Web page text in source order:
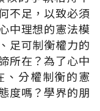
不足，以致必須
中理想的憲法模
足可制衡權力的
所在？為了心中
、分權制衡的憲
度嗎？學界的朋